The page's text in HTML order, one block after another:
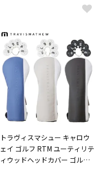
トラヴィスマシュー キャロウ
ェイ ゴルフ RTM ユーティリテ
ィウッドヘッドカバー ゴルフ